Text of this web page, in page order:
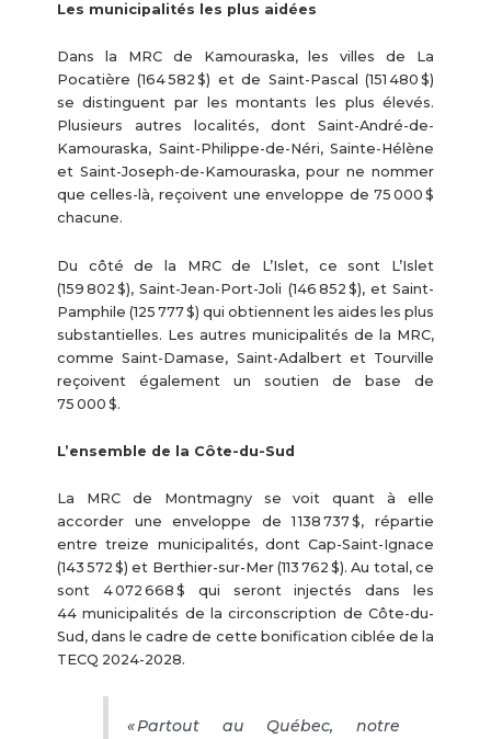
Les municipalités les plus aidées
Dans la MRC de Kamouraska, les villes de La
Pocatière (164 582 $) et de Saint-Pascal (151 480 $)
se distinguent par les montants les plus élevés.
Plusieurs autres localités, dont Saint-André-de-
Kamouraska, Saint-Philippe-de-Néri, Sainte-Hélène
et Saint-Joseph-de-Kamouraska, pour ne nommer
que celles-là, reçoivent une enveloppe de 75 000 $
chacune.
Du côté de la MRC de L’Islet, ce sont L’Islet
(159 802 $), Saint-Jean-Port-Joli (146 852 $), et Saint-
Pamphile (125 777 $) qui obtiennent les aides les plus
substantielles. Les autres municipalités de la MRC,
comme Saint-Damase, Saint-Adalbert et Tourville
reçoivent également un soutien de base de
75 000 $.
L’ensemble de la Côte-du-Sud
La MRC de Montmagny se voit quant à elle
accorder une enveloppe de 1 138 737 $, répartie
entre treize municipalités, dont Cap-Saint-Ignace
(143 572 $) et Berthier-sur-Mer (113 762 $). Au total, ce
sont 4 072 668 $ qui seront injectés dans les
44 municipalités de la circonscription de Côte-du-
Sud, dans le cadre de cette bonification ciblée de la
TECQ 2024-2028.
« Partout au Québec, notre